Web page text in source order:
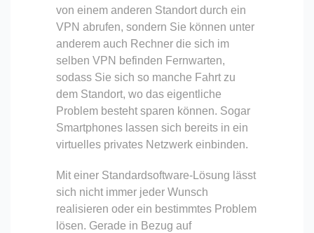
von einem anderen Standort durch ein
VPN abrufen, sondern Sie können unter
anderem auch Rechner die sich im
selben VPN befinden Fernwarten,
sodass Sie sich so manche Fahrt zu
dem Standort, wo das eigentliche
Problem besteht sparen können. Sogar
Smartphones lassen sich bereits in ein
virtuelles privates Netzwerk einbinden.
Mit einer Standardsoftware-Lösung lässt
sich nicht immer jeder Wunsch
realisieren oder ein bestimmtes Problem
lösen. Gerade in Bezug auf